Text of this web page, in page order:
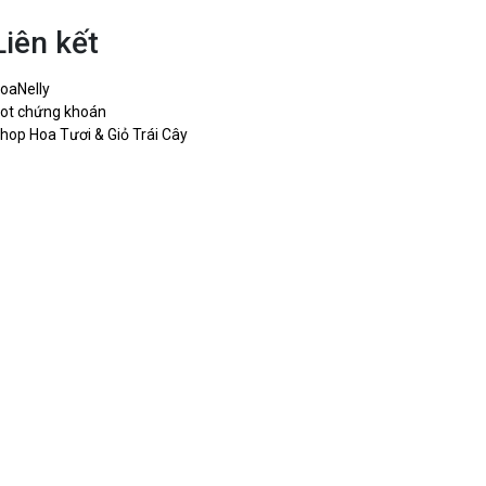
kết
chứng khoán
Hoa Tươi & Giỏ Trái Cây